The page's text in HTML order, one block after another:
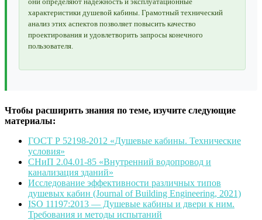
характеристики душевой кабины. Грамотный технический
анализ этих аспектов позволяет повысить качество
проектирования и удовлетворить запросы конечного
пользователя.
Чтобы расширить знания по теме, изучите следующие
материалы:
ГОСТ Р 52198-2012 «Душевые кабины. Технические
условия»
СНиП 2.04.01-85 «Внутренний водопровод и
канализация зданий»
Исследование эффективности различных типов
душевых кабин (Journal of Building Engineering, 2021)
ISO 11197:2013 — Душевые кабины и двери к ним.
Требования и методы испытаний